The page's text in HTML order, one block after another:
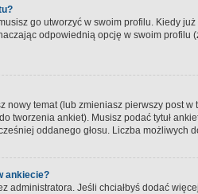
go utworzyć w swoim profilu. Kiedy
odpowiednią opcję w swoim
nowy temat (lub zmieniasz pierwszy post
tworzenia ankiet). Musisz podać tytuł
oddanego głosu. Liczba możliwych
ankiecie?
administratora. Jeśli chciałbyś dodać